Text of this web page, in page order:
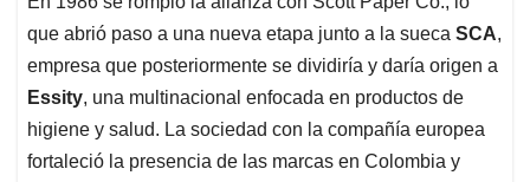
que abrió paso a una nueva etapa junto a la sueca SCA,
empresa que posteriormente se dividiría y daría origen a
Essity, una multinacional enfocada en productos de
higiene y salud. La sociedad con la compañía europea
fortaleció la presencia de las marcas en Colombia y